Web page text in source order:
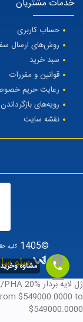
خدمات مشتریان
حساب کاربری
روش‌های ارسال
سبد خرید
قوانین و مقررات
رعایت حریم
رویه‌های بازگرداندن
نقشه سایت
©1405 کلیه
سئو
ژل لایه بردار AHA/PHA 20% درماتیپیک
$549000.0000 to
$549000.0000
مشاوه وخرید